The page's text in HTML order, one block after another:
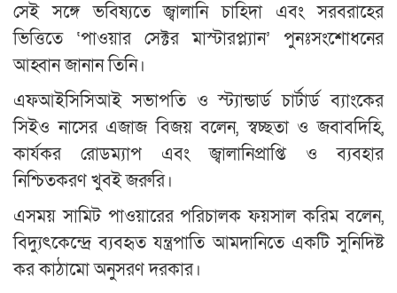
সেই সঙ্গে ভবিষ্যতে জ্বালানি চাহিদা এবং সরবরাহের
ভিত্তিতে ‘পাওয়ার সেক্টর মাস্টারপ্ল্যান’ পুনঃসংশোধনের
আহ্বান জানান তিনি।
এফআইসিসিআই সভাপতি ও স্ট্যান্ডার্ড চার্টার্ড ব্যাংকের
সিইও নাসের এজাজ বিজয় বলেন, স্বচ্ছতা ও জবাবদিহি,
কার্যকর রোডম্যাপ এবং জ্বালানিপ্রাপ্তি ও ব্যবহার
নিশ্চিতকরণ খুবই জরুরি।
এসময় সামিট পাওয়ারের পরিচালক ফয়সাল করিম বলেন,
বিদ্যুৎকেন্দ্রে ব্যবহৃত যন্ত্রপাতি আমদানিতে একটি সুনিদিষ্ট
কর কাঠামো অনুসরণ দরকার।